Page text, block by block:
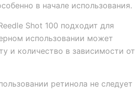
в начале использования.
Shot 100 подходит для
использовании может
и количество в зависимости от
ретинола не следует